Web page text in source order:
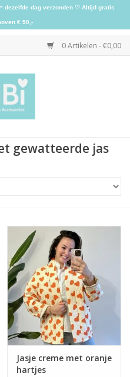
0 Artikelen - €0,00
gewatteerde jas
Jasje creme met oranje
hartjes
dezelfde dag verzonden ♡ Altijd gratis
€ 50,-